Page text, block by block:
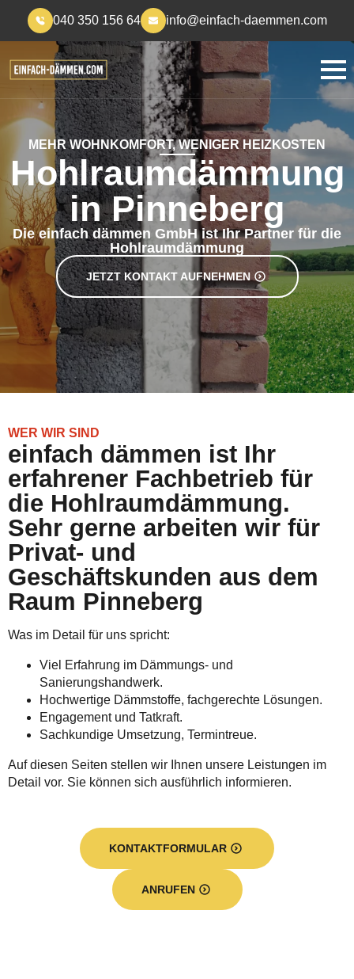
040 350 156 64 info@einfach-daemmen.com
MEHR WOHNKOMFORT, WENIGER HEIZKOSTEN
Hohlraumdämmung
in Pinneberg
Die einfach dämmen GmbH ist Ihr Partner für die
Hohlraumdämmung
JETZT KONTAKT AUFNEHMEN
WER WIR SIND
einfach dämmen ist Ihr
erfahrener Fachbetrieb für
die Hohlraumdämmung.
Sehr gerne arbeiten wir für
Privat- und
Geschäftskunden aus dem
Raum Pinneberg
Was im Detail für uns spricht:
Viel Erfahrung im Dämmungs- und
Sanierungshandwerk.
Hochwertige Dämmstoffe, fachgerechte Lösungen.
Engagement und Tatkraft.
Sachkundige Umsetzung, Termintreue.
Auf diesen Seiten stellen wir Ihnen unsere Leistungen im
Detail vor. Sie können sich ausführlich informieren.
KONTAKTFORMULAR
ANRUFEN